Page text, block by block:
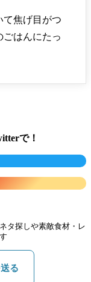
て焦げ目がつ
ごはんにたっ
で！
タ探しや素敵食材・レ